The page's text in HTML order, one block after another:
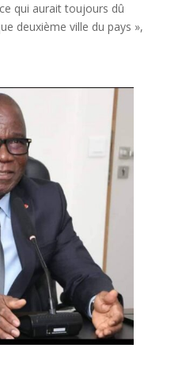
qui aurait toujours dû
deuxième ville du pays »,